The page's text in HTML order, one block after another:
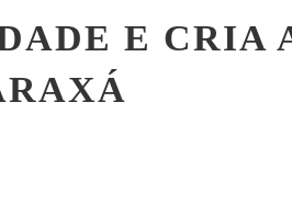
E CRIA